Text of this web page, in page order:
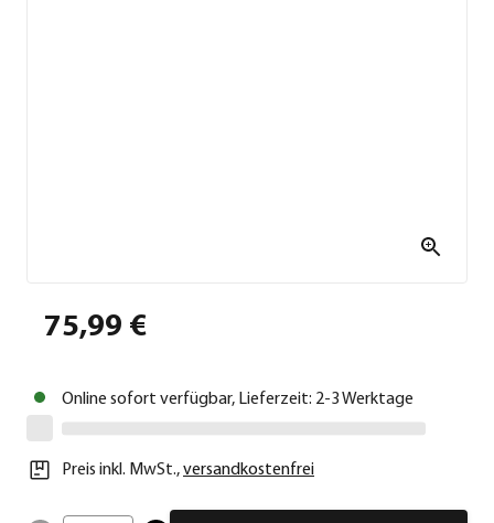
75,99 €
Online sofort verfügbar, Lieferzeit: 2-3 Werktage
Preis inkl. MwSt.,versandkostenfrei